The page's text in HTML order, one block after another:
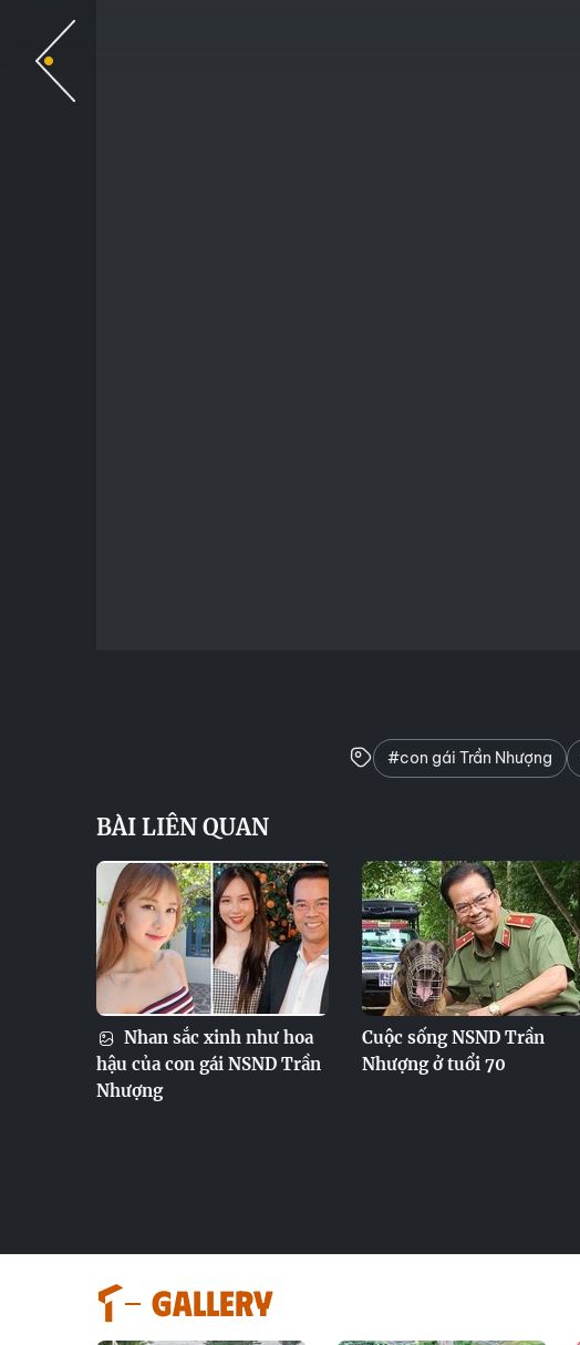
#con gái Trần Nhượng
BÀI LIÊN QUAN
Nhan sắc xinh như hoa
hậu của con gái NSND Trần
Nhượng
Cuộc sống NSND Trần
Nhượng ở tuổi 70
GALLERY